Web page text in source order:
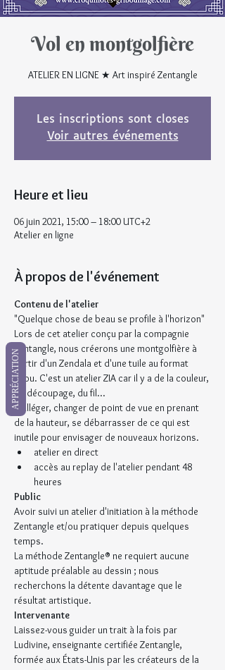
Vol en montgolfière
ATELIER EN LIGNE ★ Art inspiré Zentangle
Les inscriptions sont closes
Voir autres événements
Heure et lieu
06 juin 2021, 15:00 – 18:00 UTC+2
Atelier en ligne
À propos de l'événement
Contenu de l'atelier
"Quelque chose de beau se profile à l'horizon"
Lors de cet atelier conçu par la compagnie
Zentangle, nous créerons une montgolfière à
partir d'un Zendala et d'une tuile au format
Bijou. C'est un atelier ZIA car il y a de la couleur,
du découpage, du fil...
S'alléger, changer de point de vue en prenant
de la hauteur, se débarrasser de ce qui est
inutile pour envisager de nouveaux horizons.
atelier en direct
accès au replay de l'atelier pendant 48
heures
Public
Avoir suivi un atelier d'initiation à la méthode
Zentangle et/ou pratiquer depuis quelques
temps.
La méthode Zentangle® ne requiert aucune
aptitude préalable au dessin ; nous
recherchons la détente davantage que le
résultat artistique.
Intervenante
Laissez-vous guider un trait à la fois par
Ludivine, enseignante certifiée Zentangle,
formée aux États-Unis par les créateurs de la
APPRÉCIATION